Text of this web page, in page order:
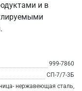
и в
999-7860
СП-7/7-3Б
нержавеющая сталь,